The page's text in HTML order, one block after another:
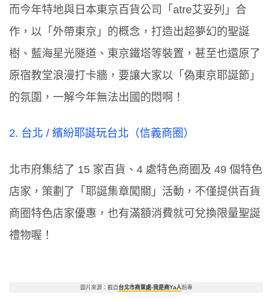
而今年特地與日本東京百貨公司「 atre艾妥列」合
作，以「外帶東京」的概念，打造出超夢幻的聖誕
樹、藍海星光隧道、東京鐵塔等裝置，甚至也還原了
原宿教堂浪漫打卡牆，要讓大家以「偽東京耶誕節」
的氛圍，一解今年無法出國的悶啊！
2. 台北 / 繽紛耶誕玩台北 （信義商圈）
北市府集結了 15 家百貨、 4 處特色商圈及 49 個特色
店家，策劃了「耶誕集章闖關」活動，不僅提供百貨
商圈特色店家優惠，也有滿額消費就可兌換限量聖誕
禮物喔！
圖片來源：截自 台北市商業處-我是商Ya人粉專